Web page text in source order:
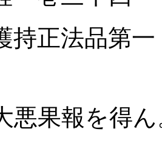
正法品第一
悪果報を得